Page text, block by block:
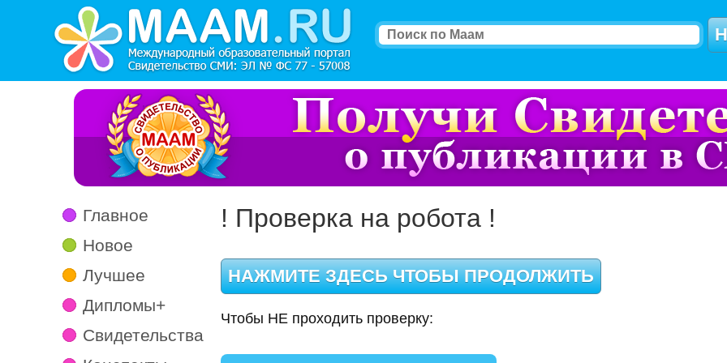
Главное
Новое
Лучшее
Дипломы+
Свидетельства
! Проверка на робота !
Чтобы НЕ проходить проверку: